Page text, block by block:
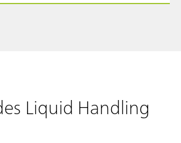
Liquid Handling